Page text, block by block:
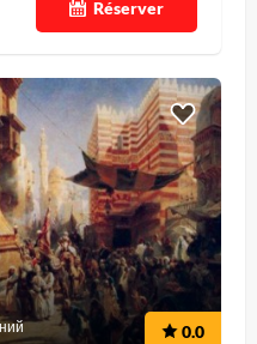
Réserver
0.0